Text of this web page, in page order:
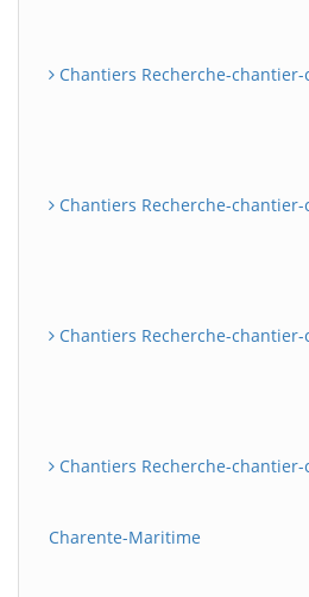
Chantiers Recherche-
Chantiers Recherche-
Chantiers Recherche-
Chantiers Recherche-
Charente-Maritime